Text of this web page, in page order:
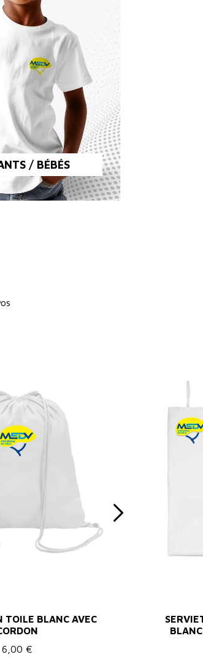
/ BÉBÉS
TOILE BLANC AVEC
6,00 €